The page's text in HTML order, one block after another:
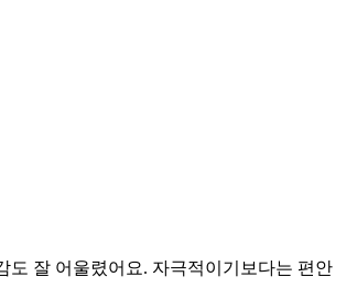
도 잘 어울렸어요. 자극적이기보다는 편안